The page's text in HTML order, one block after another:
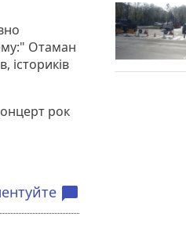
Отаман
істориків
рок
chat_bubble